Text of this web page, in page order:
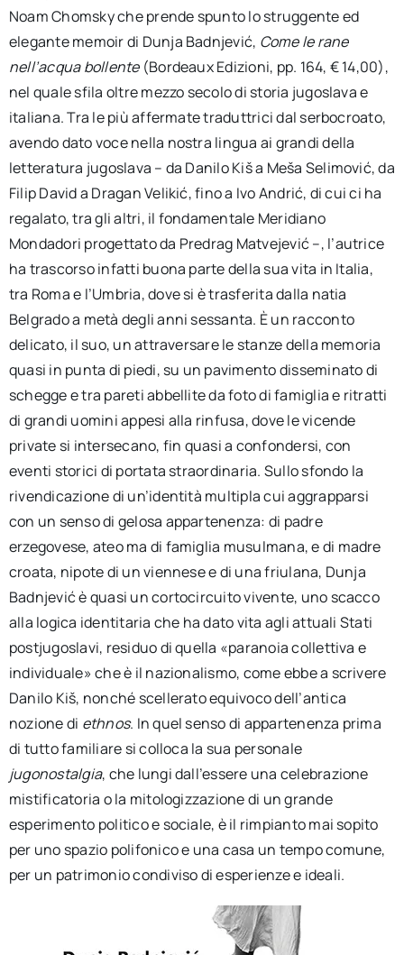
Noam Chomsky che prende spunto lo struggente ed
elegante memoir di Dunja Badnjević, Come le rane
nell’acqua bollente(Bordeaux Edizioni, pp. 164, € 14,00),
nel quale sfila oltre mezzo secolo di storia jugoslava e
italiana. Tra le più affermate traduttrici dal serbocroato,
avendo dato voce nella nostra lingua ai grandi della
letteratura jugoslava – da Danilo Kiš a Meša Selimović, da
Filip David a Dragan Velikić, fino a Ivo Andrić, di cui ci ha
regalato, tra gli altri, il fondamentale Meridiano
Mondadori progettato da Predrag Matvejević –, l’autrice
ha trascorso infatti buona parte della sua vita in Italia,
tra Roma e l’Umbria, dove si è trasferita dalla natia
Belgrado a metà degli anni sessanta. È un racconto
delicato, il suo, un attraversare le stanze della memoria
quasi in punta di piedi, su un pavimento disseminato di
schegge e tra pareti abbellite da foto di famiglia e ritratti
di grandi uomini appesi alla rinfusa, dove le vicende
private si intersecano, fin quasi a confondersi, con
eventi storici di portata straordinaria. Sullo sfondo la
rivendicazione di un’identità multipla cui aggrapparsi
con un senso di gelosa appartenenza: di padre
erzegovese, ateo ma di famiglia musulmana, e di madre
croata, nipote di un viennese e di una friulana, Dunja
Badnjević è quasi un cortocircuito vivente, uno scacco
alla logica identitaria che ha dato vita agli attuali Stati
postjugoslavi, residuo di quella «paranoia collettiva e
individuale» che è il nazionalismo, come ebbe a scrivere
Danilo Kiš, nonché scellerato equivoco dell’antica
nozione di ethnos. In quel senso di appartenenza prima
di tutto familiare si colloca la sua personale
jugonostalgia, che lungi dall’essere una celebrazione
mistificatoria o la mitologizzazione di un grande
esperimento politico e sociale, è il rimpianto mai sopito
per uno spazio polifonico e una casa un tempo comune,
per un patrimonio condiviso di esperienze e ideali.